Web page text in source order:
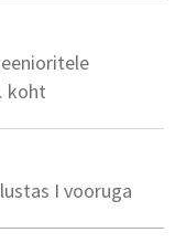
koht
I vooruga